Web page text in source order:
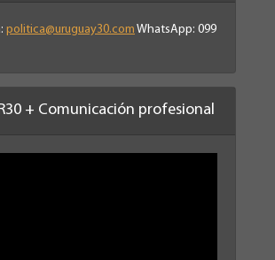
politica@uruguay30.com WhatsApp: 099
+ Comunicación profesional